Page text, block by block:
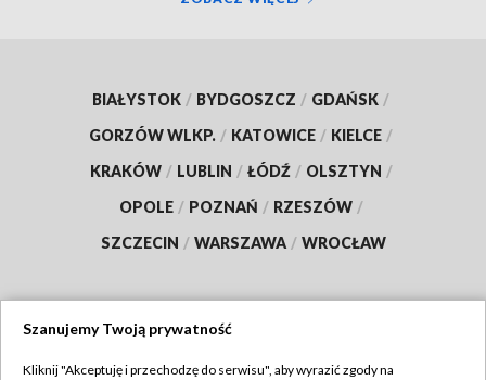
BIAŁYSTOK / BYDGOSZCZ / GDAŃSK /
GORZÓW WLKP. / KATOWICE / KIELCE /
KRAKÓW / LUBLIN / ŁÓDŹ / OLSZTYN /
OPOLE / POZNAŃ / RZESZÓW /
SZCZECIN / WARSZAWA / WROCŁAW
Szanujemy Twoją prywatność
Kliknij "Akceptuję i przechodzę do serwisu", aby wyrazić zgody na